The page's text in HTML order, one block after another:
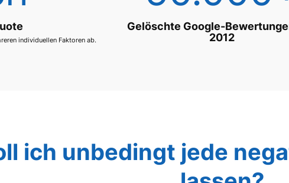
individuellen Faktoren ab.
Gelöschte Google-
2012
ich unbedingt jede